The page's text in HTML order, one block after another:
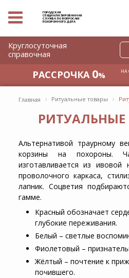
ГОРОДСКАЯ
СПЕЦИАЛИЗИРОВАННАЯ
СЛУЖБА ПО ВОПРОСАМ
ПОХОРОННОГО ДЕЛА
РАССРОЧКА 0% НА
Главная › Ритуальные товары ›
Альтернативой траурному
корзины на похороны.
изготавливается из ивовой
проволочного каркаса,
лапник. Соцветия
гамме.
Красный обозначает
глубокие переживания.
Белый – светлые
Фиолетовый –
Жёлтый – почтение к
почившего.
Круглосуточная
справочная